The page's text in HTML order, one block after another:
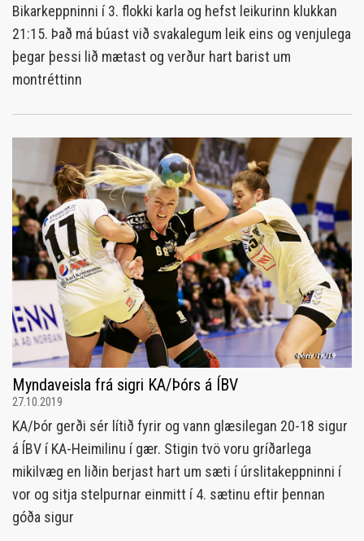
Bikarkeppninni í 3. flokki karla og hefst leikurinn klukkan
21:15. Það má búast við svakalegum leik eins og venjulega
þegar þessi lið mætast og verður hart barist um
montréttinn
Myndaveisla frá sigri KA/Þórs á ÍBV
27.10.2019
KA/Þór gerði sér lítið fyrir og vann glæsilegan 20-18 sigur
á ÍBV í KA-Heimilinu í gær. Stigin tvö voru gríðarlega
mikilvæg en liðin berjast hart um sæti í úrslitakeppninni í
vor og sitja stelpurnar einmitt í 4. sætinu eftir þennan
góða sigur